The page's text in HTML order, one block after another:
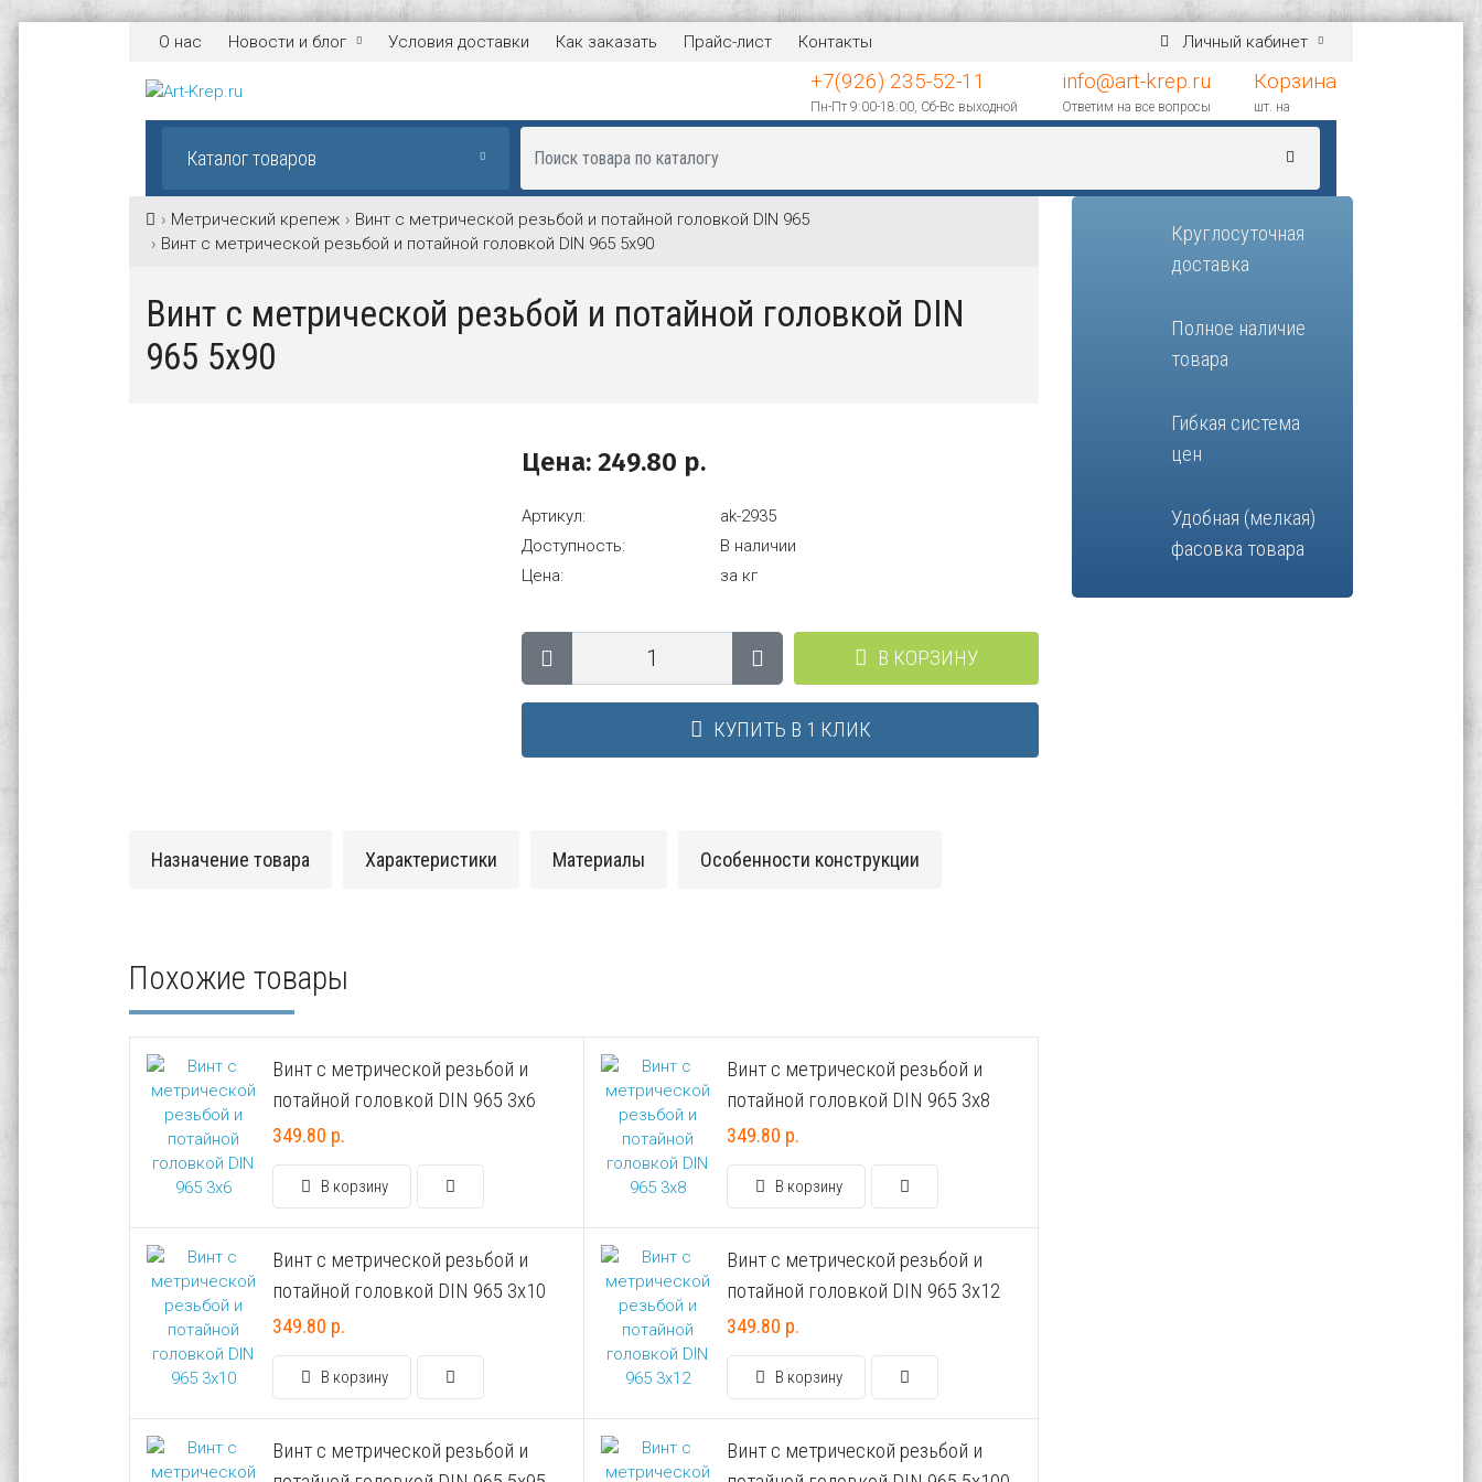
О нас Новости и блог Условия доставки Как заказать Прайс-лист Контакты Личный кабинет
+7(926) 235-52-11
Пн-Пт 9:00-18:00, Сб-Вс выходной
info@art-krep.ru
Ответим на все вопросы
Корзина
шт. на
Каталог товаров
Метрический крепеж
Винт с метрической резьбой и потайной головкой DIN 965
Винт с метрической резьбой и потайной головкой DIN 965 5х90
Винт с метрической резьбой и потайной головкой DIN
965 5х90
Цена:249.80 р.
Артикул:
ak-2935
Доступность:
В наличии
Цена:
за кг
В КОРЗИНУ
КУПИТЬ В 1 КЛИК
Назначение товара Характеристики Материалы Особенности конструкции
Похожие товары
Винт с метрической резьбой и
потайной головкой DIN 965 3х6
349.80 р.
В корзину
Винт с метрической резьбой и
потайной головкой DIN 965 3х8
349.80 р.
В корзину
Винт с метрической резьбой и
потайной головкой DIN 965 3х10
349.80 р.
В корзину
Винт с метрической резьбой и
потайной головкой DIN 965 3х12
349.80 р.
В корзину
Винт с метрической резьбой и
Винт с метрической резьбой и
Круглосуточная
доставка
Полное наличие
товара
Гибкая система
цен
Удобная (мелкая)
фасовка товара